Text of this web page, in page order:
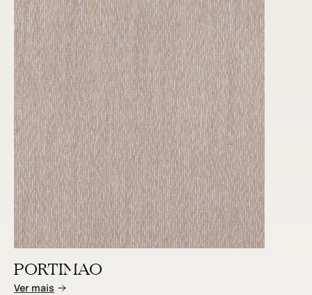
PORTIMAO
Ver mais